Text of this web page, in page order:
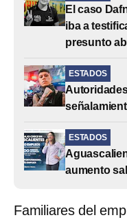
El caso
iba a
presunto
ESTADOS
ESTADOS
aumento
Familiares del